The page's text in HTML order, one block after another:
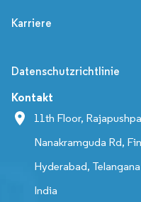
Karriere
Datenschutzrichtlinie
Kontakt
11th Floor,
Nanakramguda Rd,
Hyderabad, Telangana
India